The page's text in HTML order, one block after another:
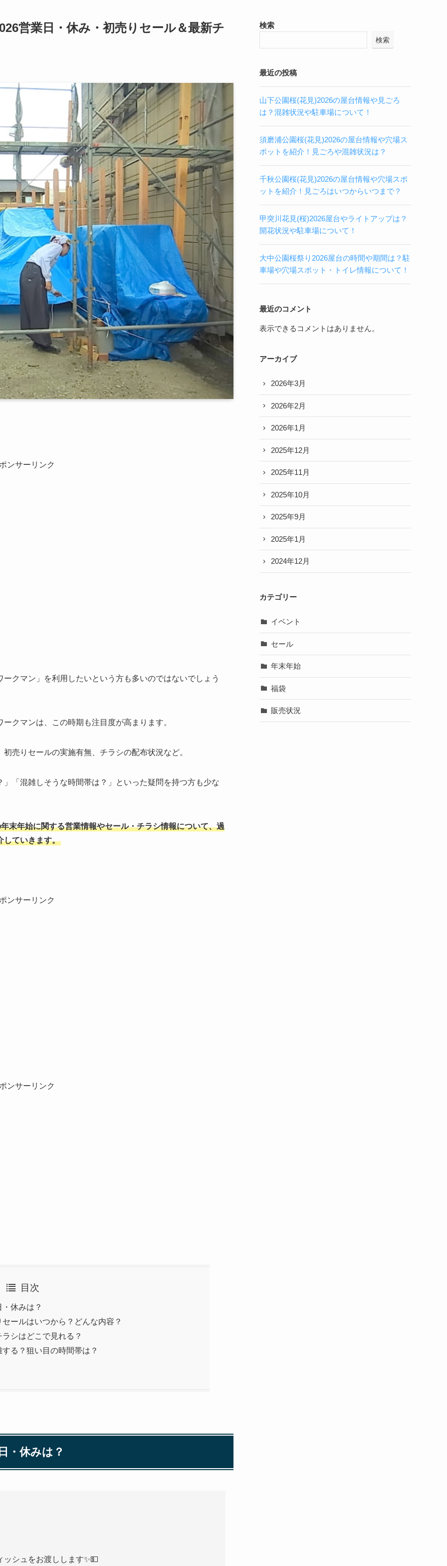
営業日・休み・初売りセール＆最新チ
ンサーリンク
クマン」を利用したいという方も多いのではないでしょう
クマンは、この時期も注目度が高まります。
売りセールの実施有無、チラシの配布状況など。
「混雑しそうな時間帯は？」といった疑問を持つ方も少な
末年始に関する営業情報やセール・チラシ情報について、過
していきます。
ンサーリンク
ンサーリンク
目次
休みは？
ールはいつから？どんな内容？
シはどこで見れる？
る？狙い目の時間帯は？
・休みは？
シュをお渡しします✨💵
検索
検索
最近の投稿
山下公園桜(花見)2026の屋台情報や見ごろ
は？混雑状況や駐車場について！
須磨浦公園桜(花見)2026の屋台情報や穴場ス
ポットを紹介！見ごろや混雑状況は？
千秋公園桜(花見)2026の屋台情報や穴場スポ
ットを紹介！見ごろはいつからいつまで？
甲突川花見(桜)2026屋台やライトアップは？
開花状況や駐車場について！
大中公園桜祭り2026屋台の時間や期間は？駐
車場や穴場スポット・トイレ情報について！
最近のコメント
表示できるコメントはありません。
アーカイブ
2026年3月
2026年2月
2026年1月
2025年12月
2025年11月
2025年10月
2025年9月
2025年1月
2024年12月
カテゴリー
イベント
セール
年末年始
福袋
販売状況